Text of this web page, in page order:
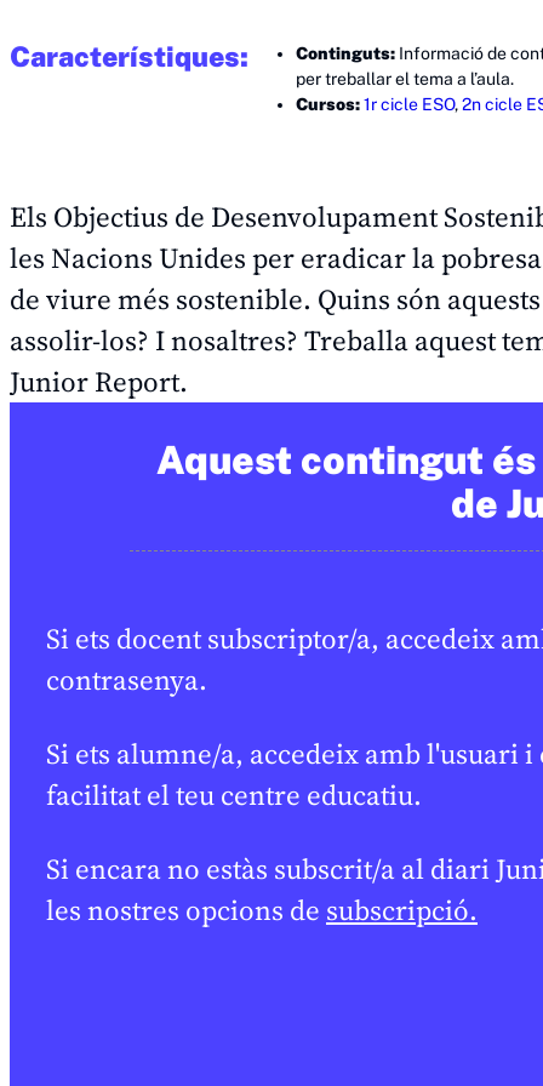
Característiques: Continguts: Informació de
per treballar el tema a l’aula.
Cursos:1r cicle ESO,2n cicle
Els Objectius de Desenvolupament
les Nacions Unides per eradicar la
de viure més sostenible. Quins són
assolir-los? I nosaltres? Treballa aquest
Junior Report.
Aquest contingut
de
Si ets docent subscriptor/a, accedeix
contrasenya.
Si ets alumne/a, accedeix amb l'usuari i
facilitat el teu centre educatiu.
Si encara no estàs subscrit/a al diari
les nostres opcions de subscripció.